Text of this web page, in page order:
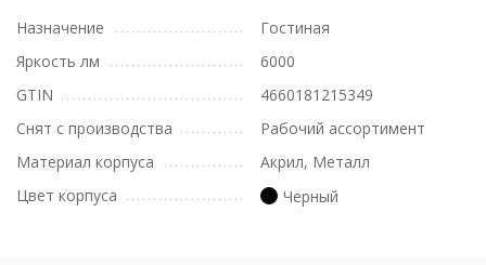
Назначение
Гостиная
Яркость лм
6000
GTIN
4660181215349
Снят с производства
Рабочий ассортимент
Материал корпуса
Акрил, Металл
Цвет корпуса
Черный